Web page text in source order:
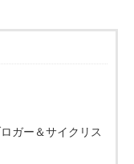
ガー＆サイクリス